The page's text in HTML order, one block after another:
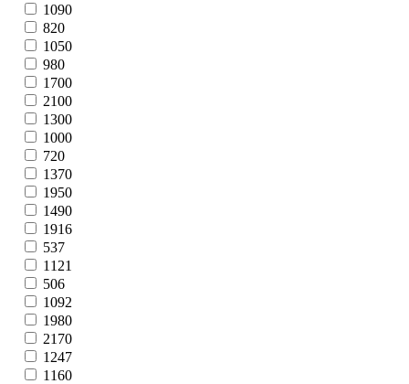
1090
820
1050
980
1700
2100
1300
1000
720
1370
1950
1490
1916
537
1121
506
1092
1980
2170
1247
1160